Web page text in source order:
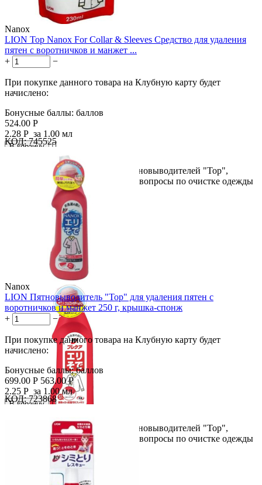
Nanox
LION Top Nanox For Collar & Sleeves Средство для удаления
пятен с воротничков и манжет ...
+
−
При покупке данного товара на Клубную карту будет
начислено:
Бонусные баллы: баллов
524.00 Р
2.28 Р за 1.00 мл
В корзину

Первое из 3х средств в серии пятновыводителей "Тор",
которые в комплексе решают все вопросы по очистке одежды
КОД: 745525
Nanox
LION Пятновыводитель "Top" для удаления пятен с
воротничков и манжет 250 г, крышка-спонж
+
−
При покупке данного товара на Клубную карту будет
начислено:
Бонусные баллы: баллов
699.00 Р 563.00 Р
2.25 Р за 1.00 мл
В корзину

Первое из 3х средств в серии пятновыводителей "Тор",
которые в комплексе решают все вопросы по очистке одежды
КОД: 723868